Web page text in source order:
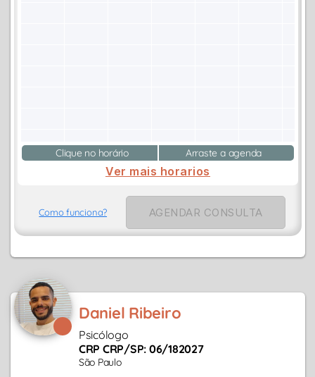
Clique no horário Arraste a agenda
Ver mais horarios
Como funciona? AGENDAR CONSULTA
Daniel Ribeiro
Psicólogo
CRP CRP/SP: 06/182027
São Paulo